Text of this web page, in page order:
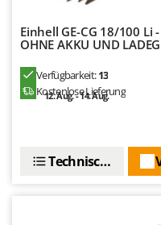
Partisani
Philips
Einhell GE-CG 18/100 Li
OHNE AKKU UND
Verfügbarkeit:13
Kostenlose Lieferung
12. Aug. - 14. Aug.
Technische Daten